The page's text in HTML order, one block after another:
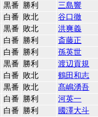
黒番 勝利 三島響
白番 敗北 谷口徹
黒番 敗北 洪爽義
白番 勝利 斎藤正
白番 勝利 孫英世
黒番 勝利 渡辺貢規
白番 敗北 鶴田和志
黒番 敗北 髙嶋湧吾
白番 勝利 河英一
白番 勝利 國澤大斗